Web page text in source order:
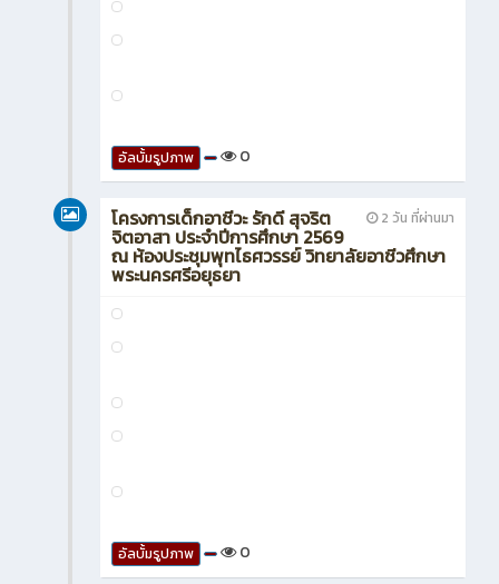
อัลบั้มรูปภาพ 0
2 วัน ที่ผ่านมา
โครงการเด็กอาชีวะ รักดี สุจริต
จิตอาสา ประจำปีการศึกษา 2569
ณ ห้องประชุมพุทไธศวรรย์ วิทยาลัยอาชีวศึกษา
พระนครศรีอยุธยา
อัลบั้มรูปภาพ 0